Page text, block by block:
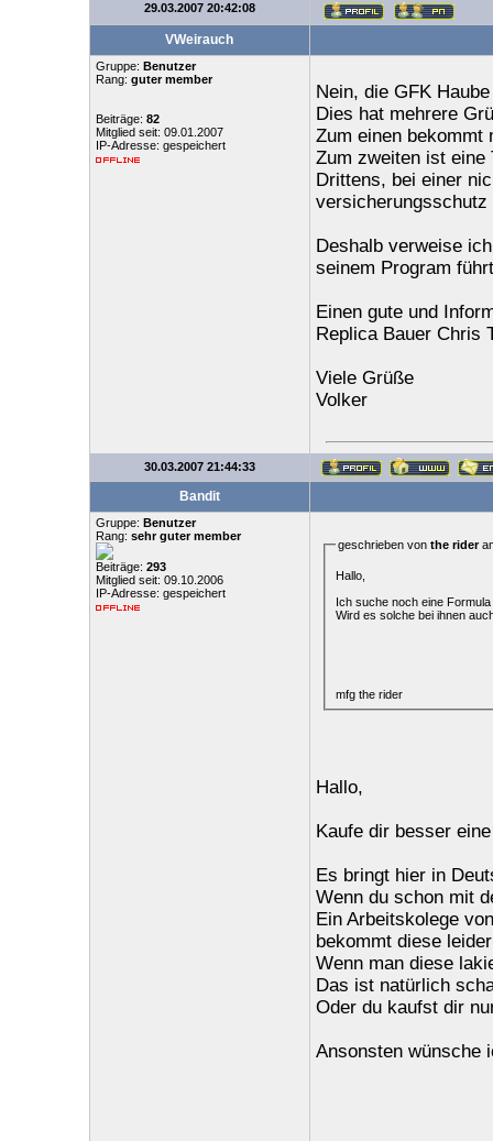
29.03.2007 20:42:08
VWeirauch
Gruppe: Benutzer
Rang: guter member
Beiträge: 82
Mitglied seit: 09.01.2007
IP-Adresse: gespeichert
Nein, die GFK
Dies hat mehrere
Zum einen bekommt
Zum zweiten ist eine
Drittens, bei einer
versicherungsschutz
Deshalb verweise
seinem Program
Einen gute und
Replica Bauer Chris
Viele Grüße
Volker
30.03.2007 21:44:33
Bandit
Gruppe: Benutzer
Rang: sehr guter member
Beiträge: 293
Mitglied seit: 09.10.2006
IP-Adresse: gespeichert
geschrieben von the rider
Hallo,
Ich suche noch eine Formula
Wird es solche bei ihnen
mfg the rider
Hallo,
Kaufe dir besser
Es bringt hier in
Wenn du schon mit
Ein Arbeitskolege
bekommt diese
Wenn man diese
Das ist natürlich
Oder du kaufst dir
Ansonsten wünsche